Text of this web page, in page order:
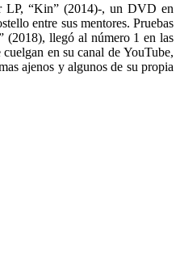
LP, “Kin” (2014)-, un DVD en
entre sus mentores. Pruebas
(2018), llegó al número 1 en las
en su canal de YouTube,
ajenos y algunos de su propia